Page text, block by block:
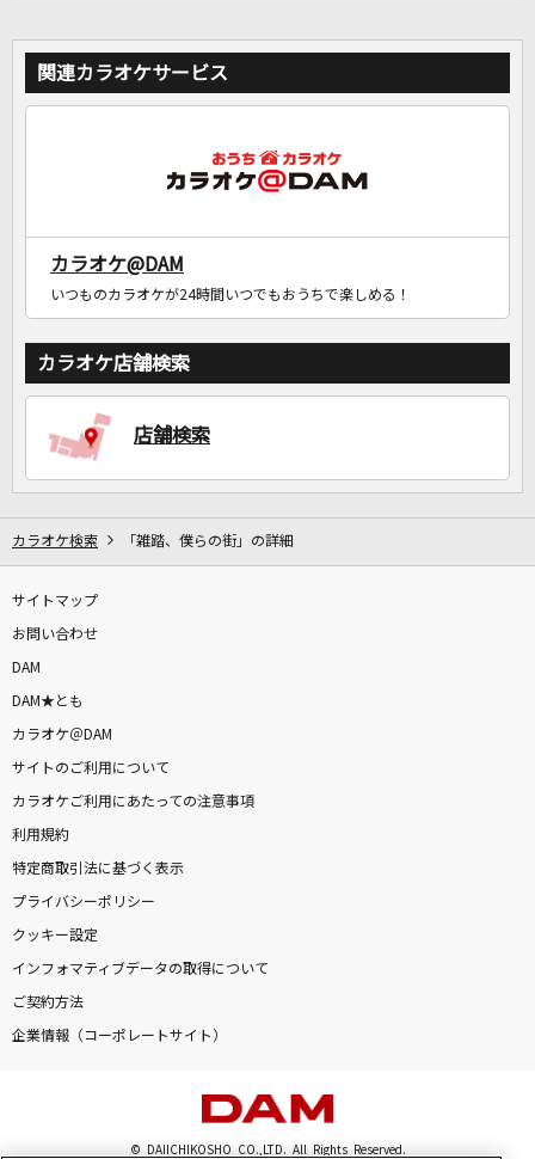
関連カラオケサービス
カラオケ@DAM
いつものカラオケが24時間いつでもおうちで楽しめる！
カラオケ店舗検索
店舗検索
カラオケ検索 「雑踏、僕らの街」の詳細
サイトマップ
お問い合わせ
DAM
DAM★とも
カラオケ＠DAM
サイトのご利用について
カラオケご利用にあたっての注意事項
利用規約
特定商取引法に基づく表示
プライバシーポリシー
クッキー設定
インフォマティブデータの取得について
ご契約方法
企業情報（コーポレートサイト）
© DAIICHIKOSHO CO.,LTD. All Rights Reserved.